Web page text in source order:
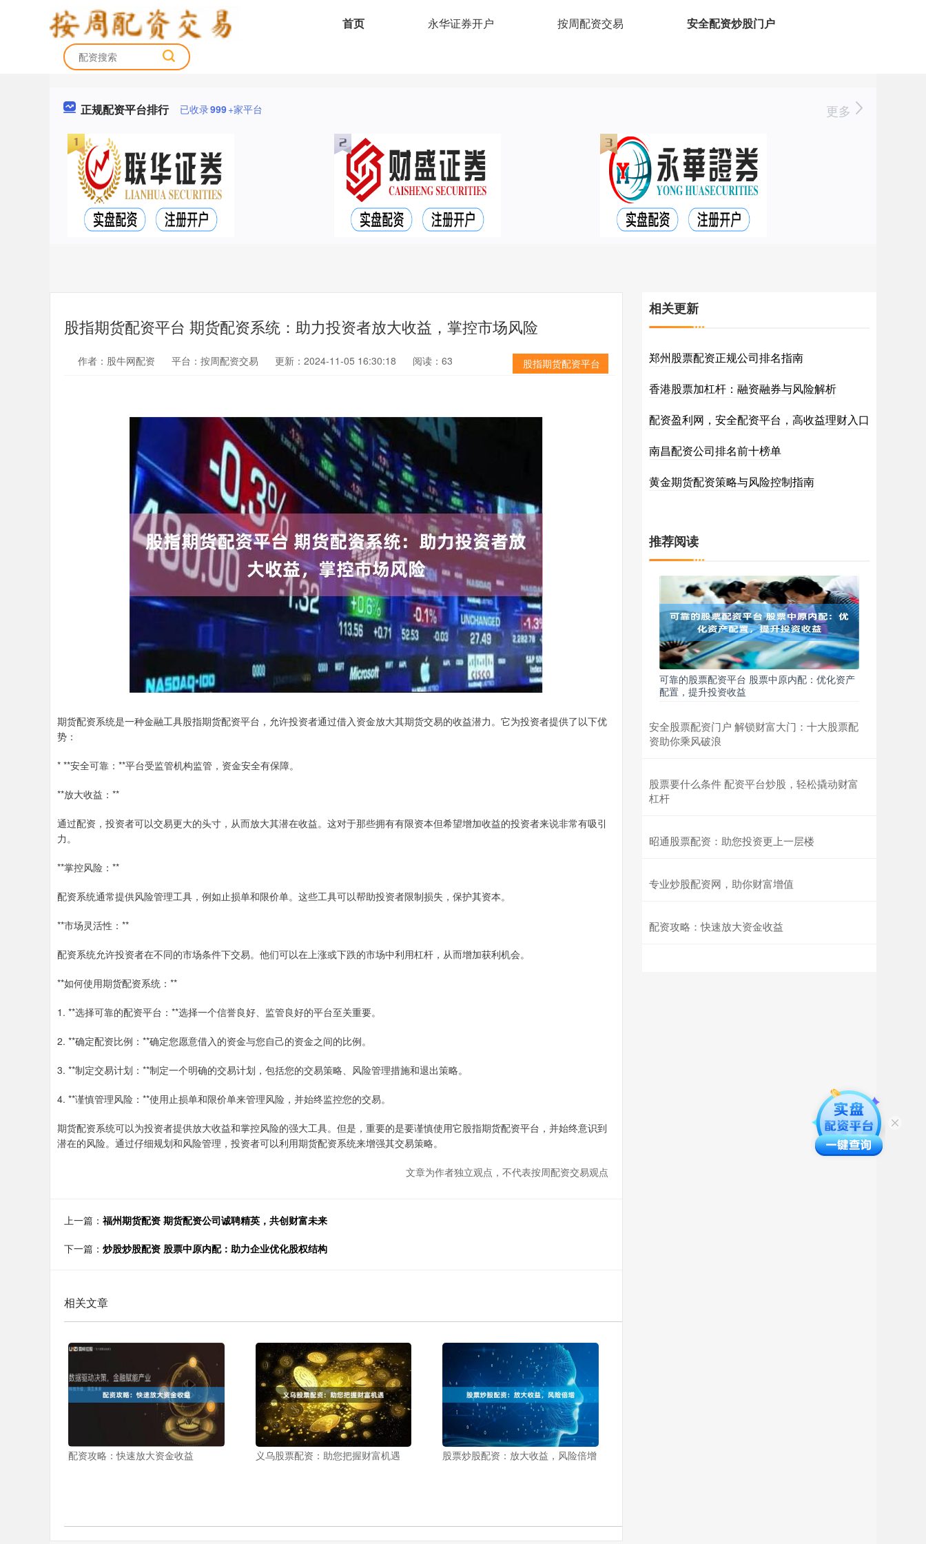
首页 永华证券开户 按周配资交易 安全配资炒股门户
正规配资平台排行 已收录999+家平台 更多
股指期货配资平台 期货配资系统：助力投资者放大收益，掌控市场风险
股指期货配资平台
作者：股牛网配资 平台：按周配资交易 更新：2024-11-05 16:30:18 阅读：63
期货配资系统是一种金融工具股指期货配资平台，允许投资者通过借入资金放大其期货交易的收益潜力。它为投资者提供了以下优
势：
* **安全可靠：**平台受监管机构监管，资金安全有保障。
**放大收益：**
通过配资，投资者可以交易更大的头寸，从而放大其潜在收益。这对于那些拥有有限资本但希望增加收益的投资者来说非常有吸引
力。
**掌控风险：**
配资系统通常提供风险管理工具，例如止损单和限价单。这些工具可以帮助投资者限制损失，保护其资本。
**市场灵活性：**
配资系统允许投资者在不同的市场条件下交易。他们可以在上涨或下跌的市场中利用杠杆，从而增加获利机会。
**如何使用期货配资系统：**
1. **选择可靠的配资平台：**选择一个信誉良好、监管良好的平台至关重要。
2. **确定配资比例：**确定您愿意借入的资金与您自己的资金之间的比例。
3. **制定交易计划：**制定一个明确的交易计划，包括您的交易策略、风险管理措施和退出策略。
4. **谨慎管理风险：**使用止损单和限价单来管理风险，并始终监控您的交易。
期货配资系统可以为投资者提供放大收益和掌控风险的强大工具。但是，重要的是要谨慎使用它股指期货配资平台，并始终意识到
潜在的风险。通过仔细规划和风险管理，投资者可以利用期货配资系统来增强其交易策略。
文章为作者独立观点，不代表按周配资交易观点
上一篇： 福州期货配资 期货配资公司诚聘精英，共创财富未来
下一篇： 炒股炒股配资 股票中原内配：助力企业优化股权结构
相关文章
配资攻略：快速放大资金收益 义乌股票配资：助您把握财富机遇 股票炒股配资：放大收益，风险倍增
相关更新
郑州股票配资正规公司排名指南
香港股票加杠杆：融资融券与风险解析
配资盈利网，安全配资平台，高收益理财入口
南昌配资公司排名前十榜单
黄金期货配资策略与风险控制指南
推荐阅读
可靠的股票配资平台 股票中原内配：优化资产
配置，提升投资收益
安全股票配资门户 解锁财富大门：十大股票配
资助你乘风破浪
股票要什么条件 配资平台炒股，轻松撬动财富
杠杆
昭通股票配资：助您投资更上一层楼
专业炒股配资网，助你财富增值
配资攻略：快速放大资金收益